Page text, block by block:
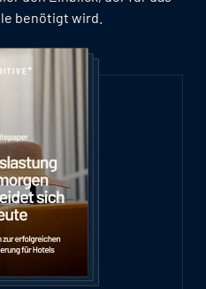
benötigt wird.